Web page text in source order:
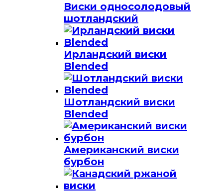
Виски односолодовый
шотландский
Ирландский виски
Blended
Шотландский виски
Blended
Американский виски
бурбон